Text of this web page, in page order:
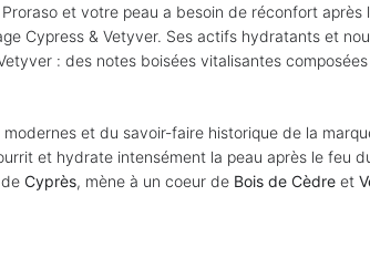
et votre peau a besoin de réconfort après
Cypress & Vetyver. Ses actifs hydratants et
: des notes boisées vitalisantes
et du savoir-faire historique de la
et hydrate intensément la peau après le feu
deCyprès, mène à un coeur de Boisde Cèdre et